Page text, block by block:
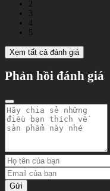
2
3
4
5
Xem tất cả đánh giá
Phản hồi đánh giá
Gửi